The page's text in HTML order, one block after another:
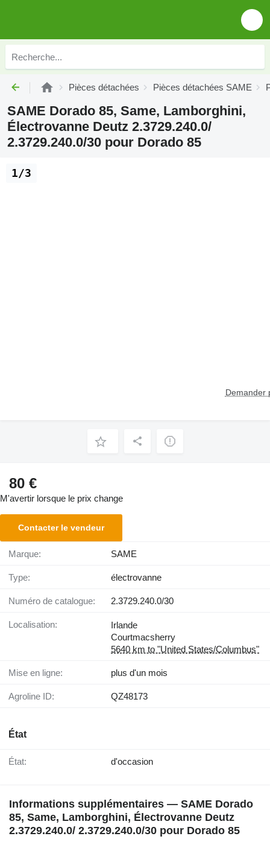
Pièces détachées Pièces détachées SAME
SAME Dorado 85, Same, Lamborghini,
Électrovanne Deutz 2.3729.240.0/
2.3729.240.0/30 pour Dorado 85
Demander
1/3
80 €
M'avertir lorsque le prix change
Contacter le vendeur
Marque: SAME
Type: électrovanne
Numéro de catalogue: 2.3729.240.0/30
Localisation:
Irlande
Courtmacsherry
5640 km to "United States/Columbus"
Mise en ligne: plus d'un mois
Agroline ID: QZ48173
État
État: d'occasion
Informations supplémentaires — SAME Dorado
85, Same, Lamborghini, Électrovanne Deutz
2.3729.240.0/ 2.3729.240.0/30 pour Dorado 85